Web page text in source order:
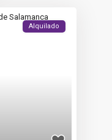
Alquilado